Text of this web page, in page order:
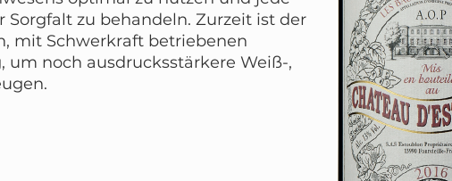
Sorgfalt zu behandeln. Zurzeit ist der
mit Schwerkraft betriebenen
um noch ausdrucksstärkere Weiß-,